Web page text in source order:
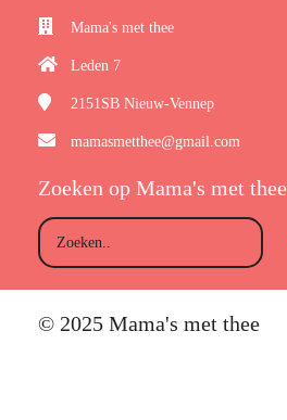
Mama's met thee
Leden 7
2151SB Nieuw-Vennep
mamasmetthee@gmail.com
Zoeken op Mama's met thee
© 2025 Mama's met thee